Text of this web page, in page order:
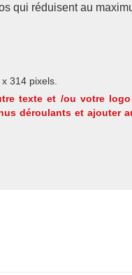
qui réduisent au
314 pixels.
texte et /ou votre
déroulants et ajouter